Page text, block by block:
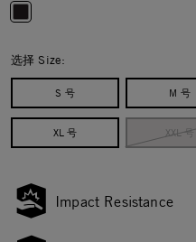
选择 Size:
S 号 M 号
XL 号 XXL 号
Impact Resistance